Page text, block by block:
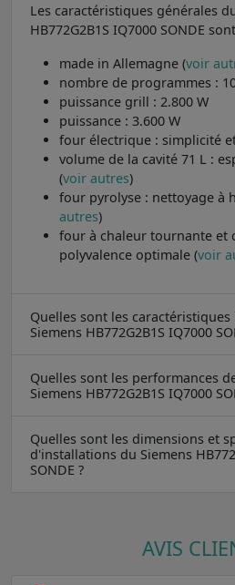
Les caractéristiques générales
HB772G2B1S IQ7000 SONDE
made in Allemagne (voir
nombre de programmes :
puissance grill : 2.800 W
puissance : 3.600 W
four électrique : simplicité
volume de la cavité 71 L :
(voir autres)
four pyrolyse : nettoyage à
autres)
four à chaleur tournante et
polyvalence optimale (voir
Quelles sont les
Siemens HB772G2B1S IQ7000
Quelles sont les performances
Siemens HB772G2B1S IQ7000
Quelles sont les dimensions et
d'installations du Siemens
SONDE ?
AVIS